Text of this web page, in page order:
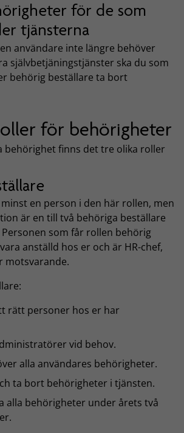
för de som
tjänsterna
användare inte längre behöver
självbetjäningstjänster ska du som
behörig beställare ta bort
för behörigheter
behörighet finns det tre olika roller
en person i den här rollen, men
är en till två behöriga beställare
som får rollen behörig
anställd hos er och är HR-chef,
motsvarande.
rätt personer hos er har
vid behov.
alla användares behörigheter.
ta bort behörigheter i tjänsten.
alla behörigheter under årets två